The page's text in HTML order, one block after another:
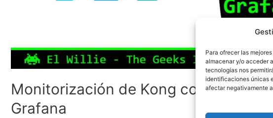
Para ofrecer las
almacenar y/o acceder
tecnologías nos
identificaciones únicas
afectar negativamente
Monitorización de Kong con
Grafana